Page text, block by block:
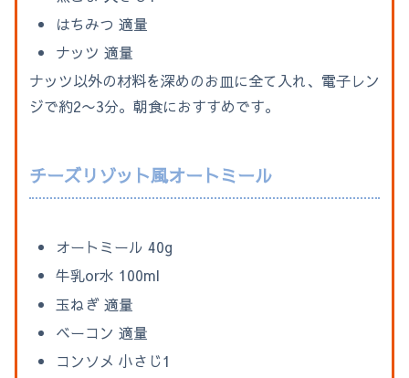
はちみつ 適量
ナッツ 適量
ナッツ以外の材料を深めのお皿に全て入れ、電子レン
ジで約2〜3分。朝食におすすめです。
チーズリゾット風オートミール
オートミール 40g
牛乳or水 100ml
玉ねぎ 適量
ベーコン 適量
コンソメ 小さじ1